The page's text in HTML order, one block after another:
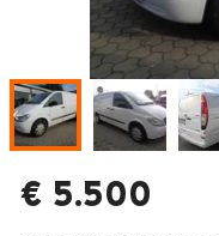
Camper
Veicoli Commerciali
Concessionari
€ 5.500